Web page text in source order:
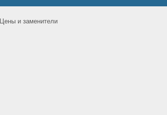
Цены и заменители